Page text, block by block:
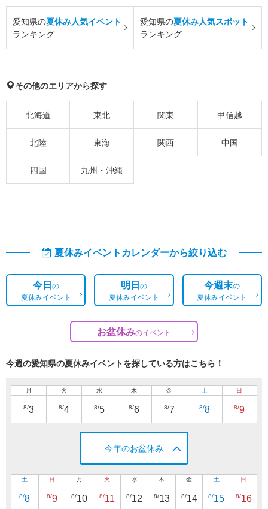
愛知県の夏休み人気イベント
ランキング
愛知県の夏休み人気スポット
ランキング
その他のエリアから探す
北海道 東北 関東 甲信越
北陸 東海 関西 中国
四国 九州・沖縄
夏休みイベントカレンダーから絞り込む
今日の
夏休みイベント
明日の
夏休みイベント
今週末の
夏休みイベント
お盆休みのイベント
今週の愛知県の夏休みイベントを探している方はこちら！
月
8/3
火
8/4
水
8/5
木
8/6
金
8/7
土
8/8
日
8/9
今年のお盆休み
土
8/8
日
8/9
月
8/10
火
8/11
水
8/12
木
8/13
金
8/14
土
8/15
日
8/16